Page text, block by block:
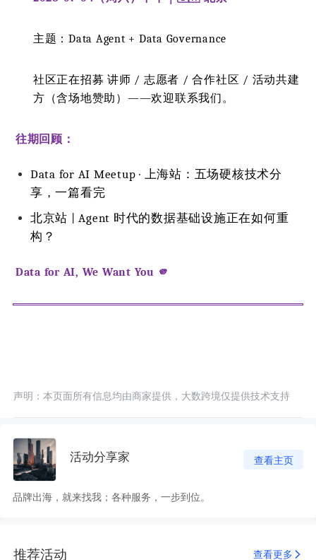
主题：Data Agent + Data Governance
社区正在招募 讲师 / 志愿者 / 合作社区 / 活动共建
方（含场地赞助）——欢迎联系我们。
往期回顾：
Data for AI Meetup · 上海站：五场硬核技术分
享，一篇看完
北京站 | Agent 时代的数据基础设施正在如何重
构？
Data for AI, We Want You 🫵
声明：本页面所有信息均由商家提供，大数跨境仅提供技术支持
活动分享家 查看主页
品牌出海，就来找我；各种服务，一步到位。
推荐活动 查看更多